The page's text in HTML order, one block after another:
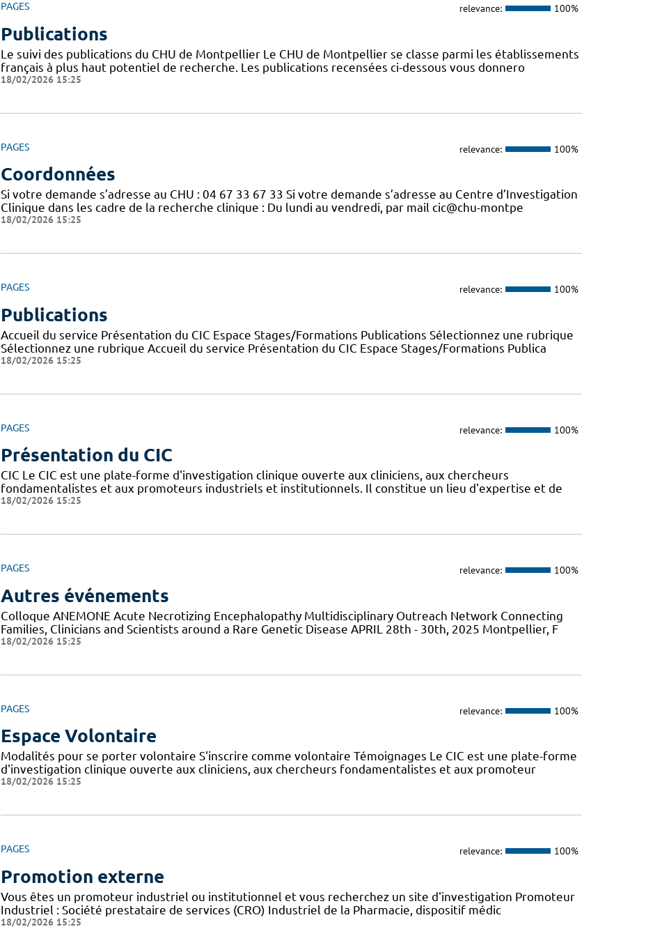
PAGES relevance: 100%
Publications
Le suivi des publications du CHU de Montpellier Le CHU de Montpellier se classe parmi les établissements
français à plus haut potentiel de recherche. Les publications recensées ci-dessous vous donnero
18/02/2026 15:25
PAGES relevance: 100%
Coordonnées
Si votre demande s’adresse au CHU : 04 67 33 67 33 Si votre demande s’adresse au Centre d’Investigation
Clinique dans les cadre de la recherche clinique : Du lundi au vendredi, par mail cic@chu-montpe
18/02/2026 15:25
PAGES relevance: 100%
Publications
Accueil du service Présentation du CIC Espace Stages/Formations Publications Sélectionnez une rubrique
Sélectionnez une rubrique Accueil du service Présentation du CIC Espace Stages/Formations Publica
18/02/2026 15:25
PAGES relevance: 100%
Présentation du CIC
CIC Le CIC est une plate-forme d'investigation clinique ouverte aux cliniciens, aux chercheurs
fondamentalistes et aux promoteurs industriels et institutionnels. Il constitue un lieu d'expertise et de
18/02/2026 15:25
PAGES relevance: 100%
Autres événements
Colloque ANEMONE Acute Necrotizing Encephalopathy Multidisciplinary Outreach Network Connecting
Families, Clinicians and Scientists around a Rare Genetic Disease APRIL 28th - 30th, 2025 Montpellier, F
18/02/2026 15:25
PAGES relevance: 100%
Espace Volontaire
Modalités pour se porter volontaire S'inscrire comme volontaire Témoignages Le CIC est une plate-forme
d'investigation clinique ouverte aux cliniciens, aux chercheurs fondamentalistes et aux promoteur
18/02/2026 15:25
PAGES relevance: 100%
Promotion externe
Vous êtes un promoteur industriel ou institutionnel et vous recherchez un site d'investigation Promoteur
Industriel : Société prestataire de services (CRO) Industriel de la Pharmacie, dispositif médic
18/02/2026 15:25